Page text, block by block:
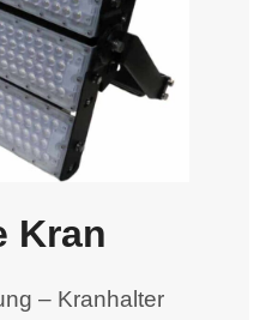
Kran
– Kranhalter